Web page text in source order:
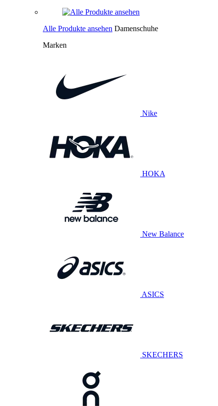
Alle Produkte ansehen Damenschuhe
Marken
Nike
HOKA
New Balance
ASICS
SKECHERS